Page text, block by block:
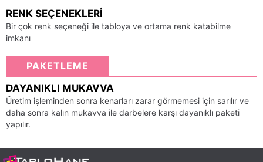
RENK SEÇENEKLERI
Bir çok renk seçeneği ile tabloya ve ortama renk katabilme
imkanı
PAKETLEME
DAYANIKLI MUKAVVA
Üretim işleminden sonra kenarları zarar görmemesi için sarılır ve
daha sonra kalın mukavva ile darbelere karşı dayanıklı paketi
yapılır.